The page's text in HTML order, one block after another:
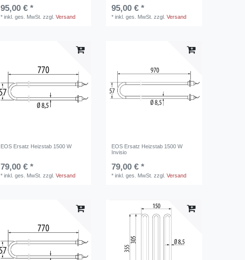
95,00 € *
*inkl. ges. MwSt. zzgl.Versand
95,00 € *
*inkl. ges. MwSt. zzgl.Versand
EOS Ersatz Heizstab 1500 W
79,00 € *
*inkl. ges. MwSt. zzgl.Versand
EOS Ersatz Heizstab 1500 W
Invisio
79,00 € *
*inkl. ges. MwSt. zzgl.Versand